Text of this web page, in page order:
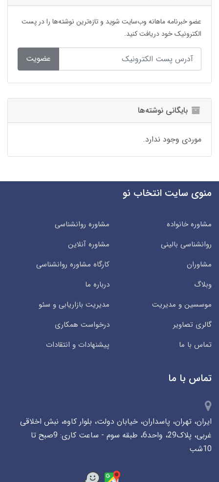
عضو خبرنامه ماهانه وب‌سایت شوید و تازه‌ترین نوشته‌ها را در پست
الکترونیک خود دریافت کنید.
عضویت
بایگانی نوشته‌ها
موردی وجود ندارد.
منوی سایت انتخاب نو
مشاوره خانواده
مشاوره روانشناسی
روانشناسی بالینی
مشاوره آنلاین
مشاوران
کارگاه مشاوره روانشناسی
وبلاگ
درباره ما
موسسین و مدیریت
مدیریت بازاریابی و سئو
گالری تصاویر
درخواست همکاری
تماس با ما
پیشنهادات و انتقادات
تماس با ما
ایران، تهران، پاسداران، خیابان دولت، بلوار کاوه، نبش اخلاقی
غربی، پلاک29، واحد6، طبقه سوم - ساعت کاری: 9صبح تا
10شب